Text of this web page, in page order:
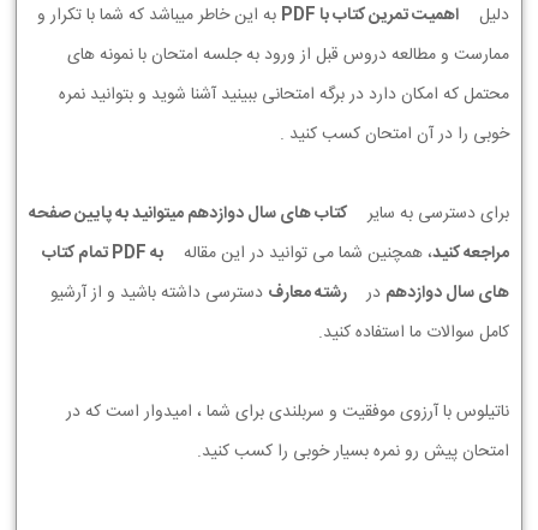
دلیل اهمیت تمرین کتاب با PDF
به این خاطر میباشد که شما با تکرار و
ممارست و مطالعه دروس قبل از ورود به جلسه امتحان با نمونه های
محتمل که امکان دارد در برگه امتحانی ببینید آشنا شوید و بتوانید نمره
خوبی را در آن امتحان کسب کنید .
برای دسترسی به سایر
کتاب های سال دوازدهم میتوانید به پایین صفحه
مراجعه کنید، همچنین شما می توانید در این مقاله
به PDF تمام کتاب
های سال دوازدهم در رشته معارف دسترسی داشته باشید و از آرشیو
کامل سوالات ما استفاده کنید.
ناتیلوس با آرزوی موفقیت و سربلندی برای شما ، امیدوار است که در
امتحان پیش رو نمره بسیار خوبی را کسب کنید.